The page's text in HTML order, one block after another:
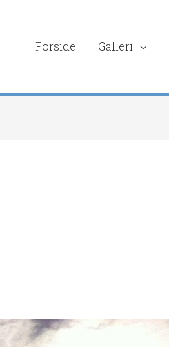
Forside Galleri